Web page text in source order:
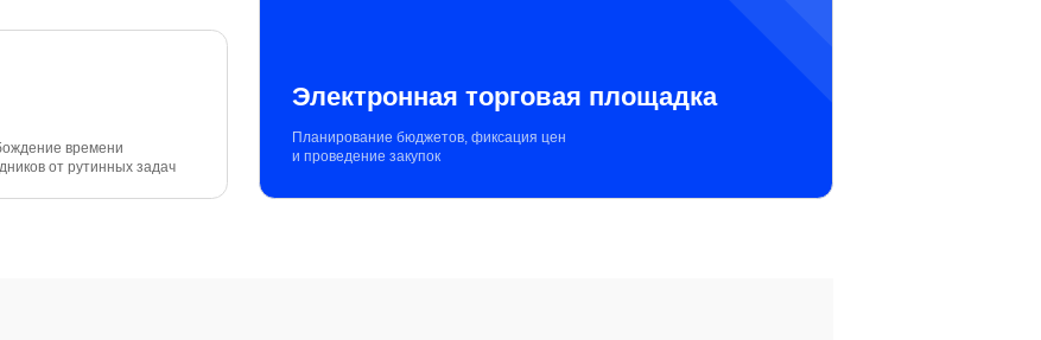
времени
от рутинных задач
Электронная торговая площадка
Планирование бюджетов, фиксация цен
и проведение закупок